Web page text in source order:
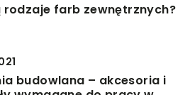
rodzaje farb zewnętrznych?
budowlana – akcesoria i